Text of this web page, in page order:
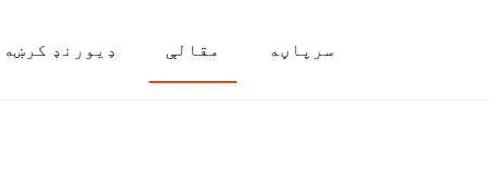
سرپاڼه مقالې ډیورنډ کرښه